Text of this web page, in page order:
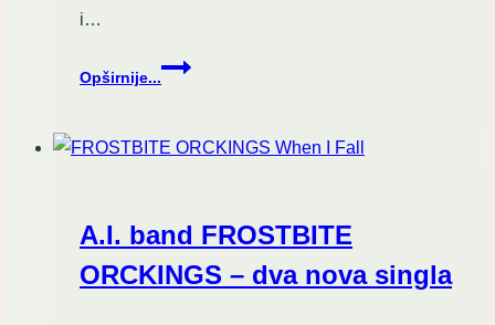
i…
Opširnije...
Subversion
BL
novi
vremena”
A.I. band FROSTBITE
ORCKINGS – dva nova singla